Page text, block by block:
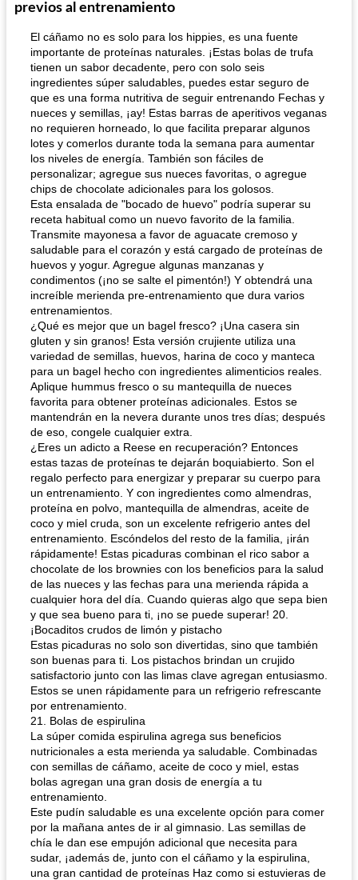
previos al entrenamiento
El cáñamo no es solo para los hippies, es una fuente
importante de proteínas naturales. ¡Estas bolas de trufa
tienen un sabor decadente, pero con solo seis
ingredientes súper saludables, puedes estar seguro de
que es una forma nutritiva de seguir entrenando Fechas y
nueces y semillas, ¡ay! Estas barras de aperitivos veganas
no requieren horneado, lo que facilita preparar algunos
lotes y comerlos durante toda la semana para aumentar
los niveles de energía. También son fáciles de
personalizar; agregue sus nueces favoritas, o agregue
chips de chocolate adicionales para los golosos.
Esta ensalada de "bocado de huevo" podría superar su
receta habitual como un nuevo favorito de la familia.
Transmite mayonesa a favor de aguacate cremoso y
saludable para el corazón y está cargado de proteínas de
huevos y yogur. Agregue algunas manzanas y
condimentos (¡no se salte el pimentón!) Y obtendrá una
increíble merienda pre-entrenamiento que dura varios
entrenamientos.
¿Qué es mejor que un bagel fresco? ¡Una casera sin
gluten y sin granos! Esta versión crujiente utiliza una
variedad de semillas, huevos, harina de coco y manteca
para un bagel hecho con ingredientes alimenticios reales.
Aplique hummus fresco o su mantequilla de nueces
favorita para obtener proteínas adicionales. Estos se
mantendrán en la nevera durante unos tres días; después
de eso, congele cualquier extra.
¿Eres un adicto a Reese en recuperación? Entonces
estas tazas de proteínas te dejarán boquiabierto. Son el
regalo perfecto para energizar y preparar su cuerpo para
un entrenamiento. Y con ingredientes como almendras,
proteína en polvo, mantequilla de almendras, aceite de
coco y miel cruda, son un excelente refrigerio antes del
entrenamiento. Escóndelos del resto de la familia, ¡irán
rápidamente! Estas picaduras combinan el rico sabor a
chocolate de los brownies con los beneficios para la salud
de las nueces y las fechas para una merienda rápida a
cualquier hora del día. Cuando quieras algo que sepa bien
y que sea bueno para ti, ¡no se puede superar! 20.
¡Bocaditos crudos de limón y pistacho
Estas picaduras no solo son divertidas, sino que también
son buenas para ti. Los pistachos brindan un crujido
satisfactorio junto con las limas clave agregan entusiasmo.
Estos se unen rápidamente para un refrigerio refrescante
por entrenamiento.
21. Bolas de espirulina
La súper comida espirulina agrega sus beneficios
nutricionales a esta merienda ya saludable. Combinadas
con semillas de cáñamo, aceite de coco y miel, estas
bolas agregan una gran dosis de energía a tu
entrenamiento.
Este pudín saludable es una excelente opción para comer
por la mañana antes de ir al gimnasio. Las semillas de
chía le dan ese empujón adicional que necesita para
sudar, ¡además de, junto con el cáñamo y la espirulina,
una gran cantidad de proteínas Haz como si estuvieras de